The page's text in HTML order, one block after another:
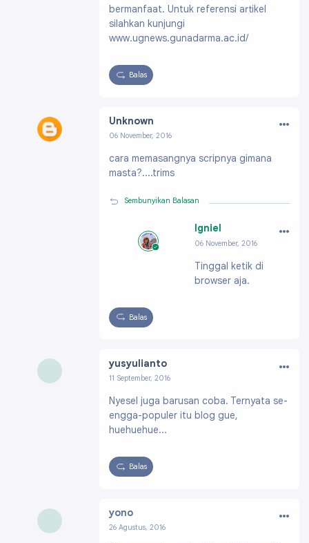
bermanfaat. Untuk referensi artikel
silahkan kunjungi
www.ugnews.gunadarma.ac.id/
Balas
Unknown
06 November, 2016
921776323344969
…
cara memasangnya scripnya gimana
masta?....trims
Sembunyikan Balasan
Igniel
06 November, 2016
w.blogger.com/pro
file/091991703796
…
Tinggal ketik di
browser aja.
Balas
yusyulianto
11 September, 2016
…
Nyesel juga barusan coba. Ternyata se-
engga-populer itu blog gue,
huehuehue...
Balas
yono
26 Agustus, 2016
…